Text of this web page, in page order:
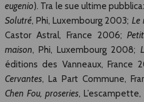
eugenio). Tra le sue ultime
Solutré, Phi, Luxembourg 2003; Le
Castor Astral, France 2006;
maison, Phi, Luxembourg 2008;
éditions des Vanneaux, France
Cervantes, La Part Commune,
Chen Fou, proseries, L’escampette,